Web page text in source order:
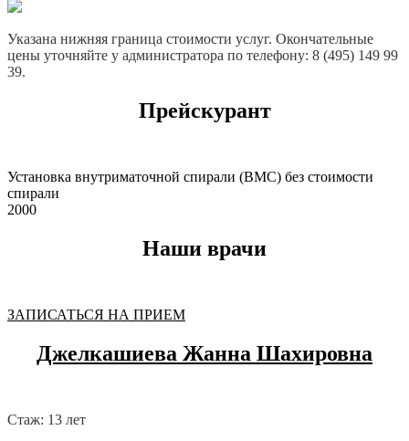
Указана нижняя граница стоимости услуг. Окончательные
цены уточняйте у администратора по телефону: 8 (495) 149 99
39.
Прейскурант
Установка внутриматочной спирали (ВМС) без стоимости
спирали
2000
Наши врачи
ЗАПИСАТЬСЯ НА ПРИЕМ
Джелкашиева Жанна Шахировна
Стаж: 13 лет